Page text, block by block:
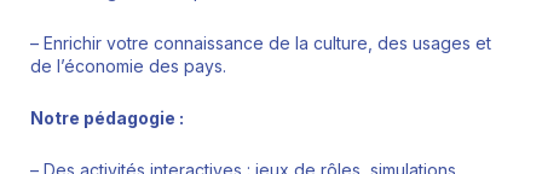
– Enrichir votre connaissance de la culture, des usages et
de l’économie des pays.
Notre pédagogie :